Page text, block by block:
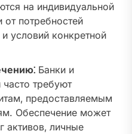
на индивидуальной
от потребностей
условий конкретной
Банки и
требуют
предоставляемым
Обеспечение может
активов‚ личные